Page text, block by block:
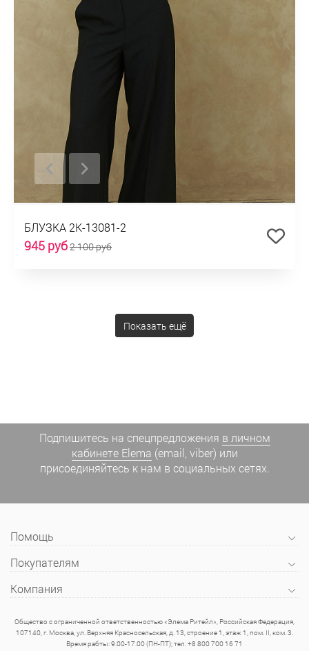
БЛУЗКА 2К-13081-2
945 руб2 100 руб
Показать ещё
Подпишитесь на спецпредложения в личном
кабинете Elema (email, viber) или
присоединяйтесь к нам в социальных сетях.
Помощь
Покупателям
Компания
Общество с ограниченной ответственностью «Элема Ритейл», Российская Федерация,
107140, г. Москва, ул. Верхняя Красносельская, д. 13, строение 1, этаж 1, пом. II, ком. 3.
Время рабты: 9.00-17.00 (ПН-ПТ); тел. +8 800 700 16 71